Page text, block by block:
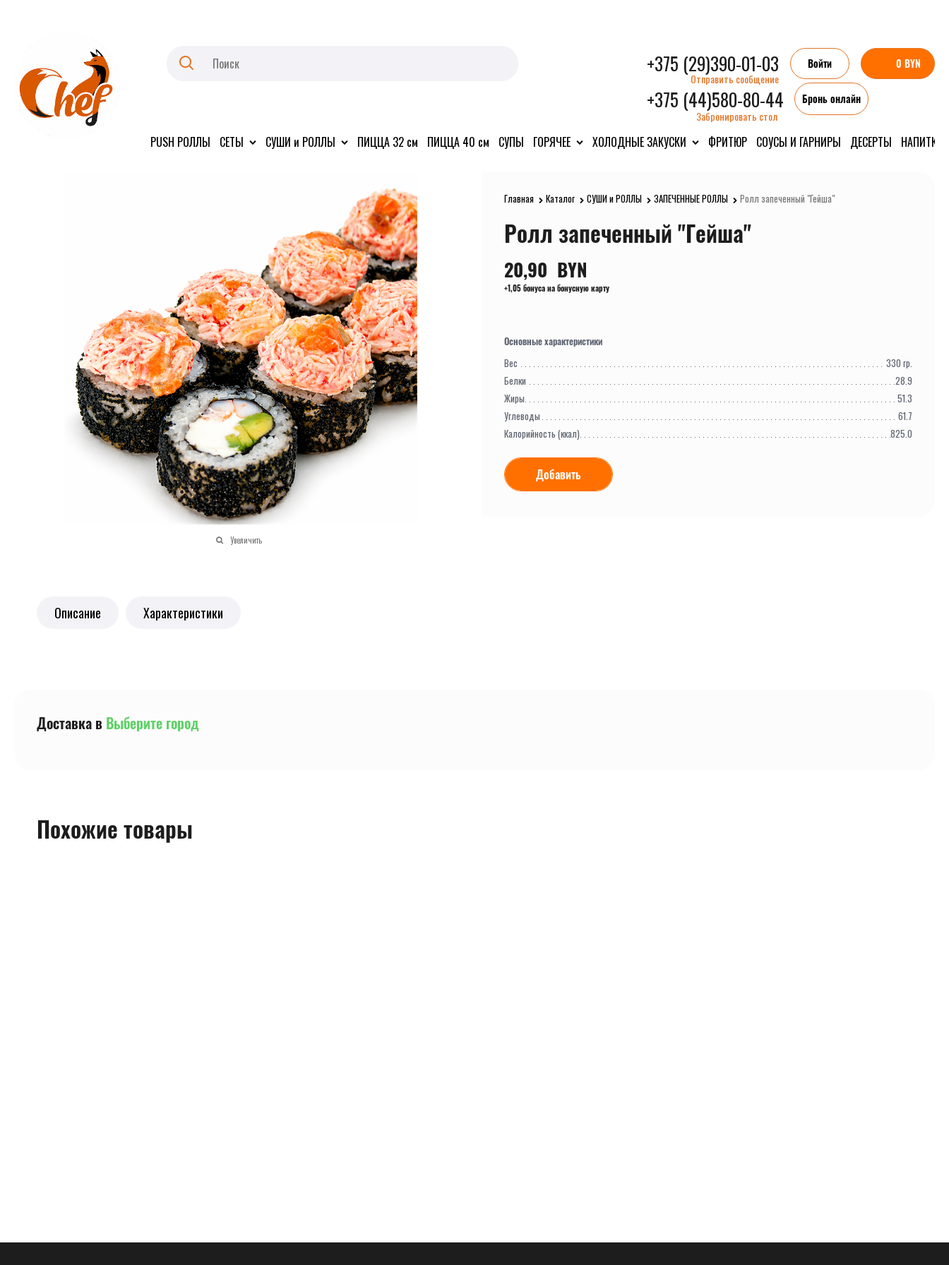
+375 (29)390-01-03
+375 (44)580-80-44
Бронь онлайн
Забронировать стол
Отправить сообщение
Войти 0 BYN
PUSH РОЛЛЫ СЕТЫ СУШИ и РОЛЛЫ ПИЦЦА 32 см ПИЦЦА 40 см СУПЫ ГОРЯЧЕЕ ХОЛОДНЫЕ ЗАКУСКИ ФРИТЮР СОУСЫ И ГАРНИРЫ ДЕСЕРТЫ НАПИТКИ
Увеличить
Главная Каталог СУШИ и РОЛЛЫ ЗАПЕЧЕННЫЕ РОЛЛЫ Ролл запеченный "Гейша"
Ролл запеченный "Гейша"
20,90
  BYN
+1,05 бонуса на бонусную карту
Вес 330 гр.
Белки
28.9
Жиры
51.3
Углеводы
61.7
Калорийность (ккал)
825.0
Добавить
Описание Характеристики
Доставка в Выберите город
Похожие товары